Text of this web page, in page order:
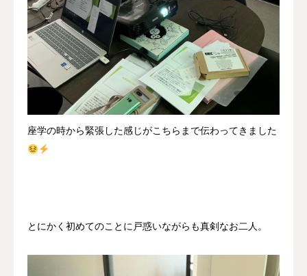
座学の時から緊張した感じがこちらまで伝わってきました
とにかく初めてのことに戸惑いながらも真剣なお二人。